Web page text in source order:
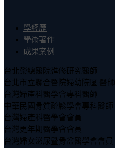
學經歷
學術著作
成果案例
台北榮總醫院進修研究醫師
台北市立聯合醫院婦幼院區 醫師
台灣婦產科醫學會專科醫師
中華民國骨質疏鬆學會專科醫師
台灣婦產科醫學會會員
台灣更年期醫學會會員
台灣婦女泌尿暨骨盆醫學會會員